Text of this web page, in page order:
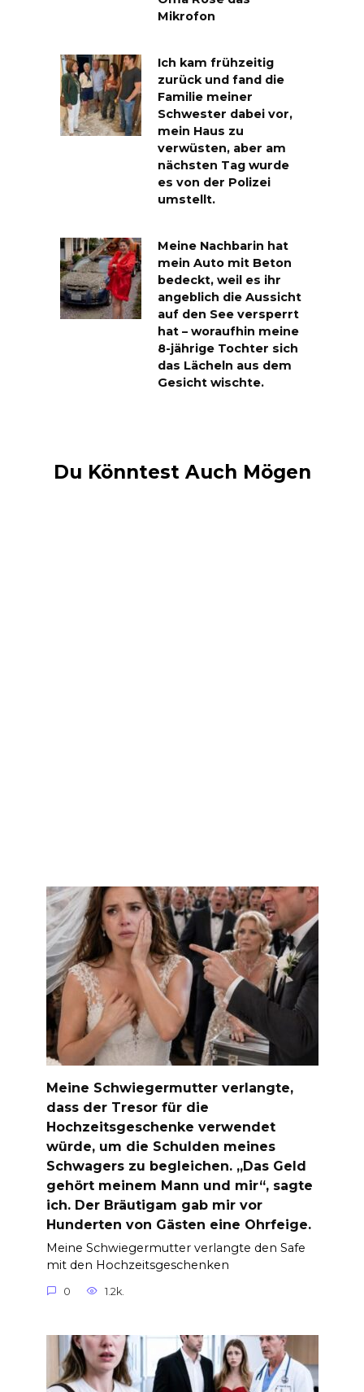
Mikrofon
Ich kam frühzeitig
zurück und fand die
Familie meiner
Schwester dabei vor,
mein Haus zu
verwüsten, aber am
nächsten Tag wurde
es von der Polizei
umstellt.
Meine Nachbarin hat
mein Auto mit Beton
bedeckt, weil es ihr
angeblich die Aussicht
auf den See versperrt
hat – woraufhin meine
8-jährige Tochter sich
das Lächeln aus dem
Gesicht wischte.
Du Könntest Auch Mögen
Meine Schwiegermutter verlangte,
dass der Tresor für die
Hochzeitsgeschenke verwendet
würde, um die Schulden meines
Schwagers zu begleichen. „Das Geld
gehört meinem Mann und mir“, sagte
ich. Der Bräutigam gab mir vor
Hunderten von Gästen eine Ohrfeige.
Meine Schwiegermutter verlangte den Safe
mit den Hochzeitsgeschenken
0 1.2k.